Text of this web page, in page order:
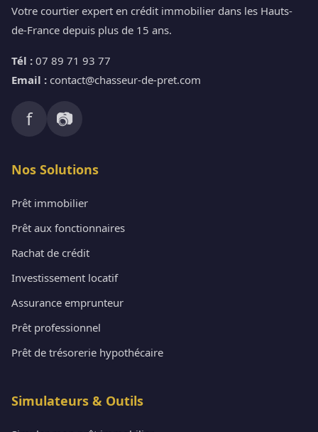
Votre courtier expert en crédit immobilier dans les Hauts-
de-France depuis plus de 15 ans.
Tél : 07 89 71 93 77
Email : contact@chasseur-de-pret.com
f 📷
Nos Solutions
Prêt immobilier
Prêt aux fonctionnaires
Rachat de crédit
Investissement locatif
Assurance emprunteur
Prêt professionnel
Prêt de trésorerie hypothécaire
Simulateurs & Outils